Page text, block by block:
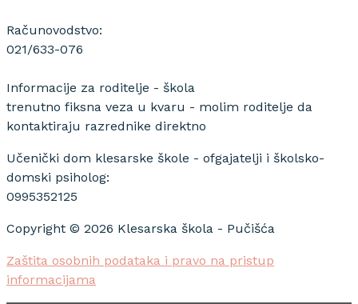
Računovodstvo:
021/633-076
Informacije za roditelje - škola
trenutno fiksna veza u kvaru - molim roditelje da
kontaktiraju razrednike direktno
Učenički dom klesarske škole - ofgajatelji i školsko-
domski psiholog:
0995352125
Copyright © 2026 Klesarska škola - Pučišća
Zaštita osobnih podataka i pravo na pristup
informacijama